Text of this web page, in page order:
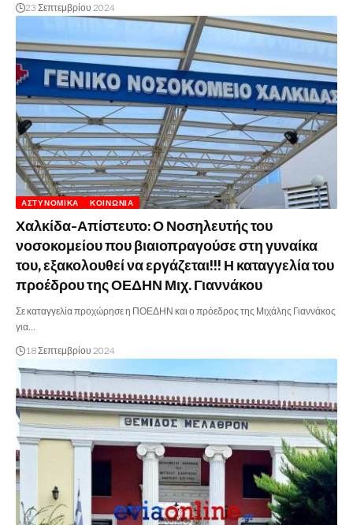
23 Σεπτεμβρίου 2024
ΑΣΤΥΝΟΜΙΚΆ ΚΟΙΝΩΝΊΑ
Χαλκίδα-Απίστευτο: Ο Νοσηλευτής του
νοσοκομείου που βιαιοπραγούσε στη γυναίκα
του, εξακολουθεί να εργάζεται!!! Η καταγγελία του
προέδρου της ΟΕΔΗΝ Μιχ. Γιαννάκου
Σε καταγγελία προχώρησε η ΠΟΕΔΗΝ και ο πρόεδρος της Μιχάλης Γιαννάκος
για…
18 Σεπτεμβρίου 2024